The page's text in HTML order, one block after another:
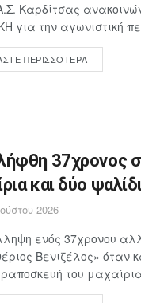
Καρδίτσας
για την αγωνιστική
ΠΕΡΙΣΣΌΤΕΡΑ
37χρονος
και δύο
2026
ενός 37χρονου
Βενιζέλος» όταν
του